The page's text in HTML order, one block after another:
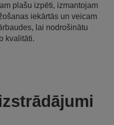
plašu izpēti, izmantojam
iekārtās un veicam
lai nodrošinātu
kvalitāti.